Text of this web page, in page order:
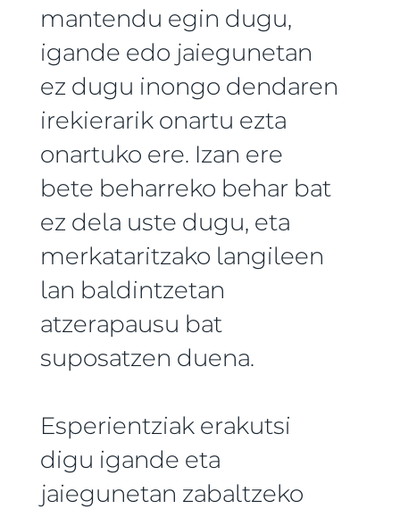
mantendu egin dugu,
igande edo jaiegunetan
ez dugu inongo dendaren
irekierarik onartu ezta
onartuko ere. Izan ere
bete beharreko behar bat
ez dela uste dugu, eta
merkataritzako langileen
lan baldintzetan
atzerapausu bat
suposatzen duena.
Esperientziak erakutsi
digu igande eta
jaiegunetan zabaltzeko